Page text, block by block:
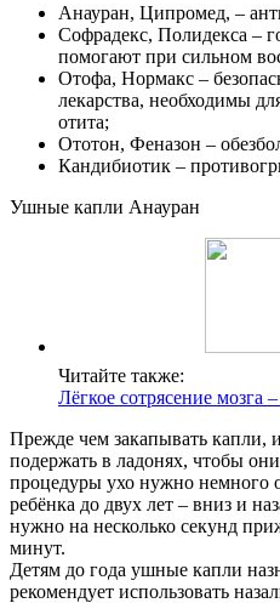
Анауран, Ципромед, –
Софрадекс, Полидекса –
помогают при сильном
Отофа, Нормакс –
лекарства, необходимы
отита;
Ототон, Феназон –
Кандибиотик –
Ушные капли Анауран
Читайте также:
Лёгкое сотрясение мозга
Прежде чем закапывать капли,
подержать в ладонях, чтобы
процедуры ухо нужно немного
ребёнка до двух лет – вниз и
нужно на несколько секунд
минут.
Детям до года ушные капли
рекомендует использовать